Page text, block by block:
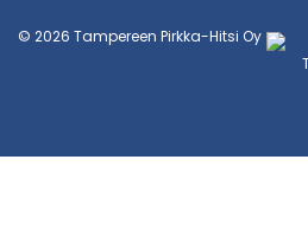
© 2026 Tampereen Pirkka-Hitsi Oy